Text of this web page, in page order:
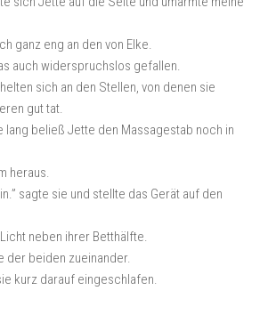
ganz eng an den von Elke.
auch widerspruchslos gefallen.
sich an den Stellen, von denen sie
gut tat.
lang beließ Jette den Massagestab noch in
heraus.
sagte sie und stellte das Gerät auf den
neben ihrer Betthälfte.
der beiden zueinander.
kurz darauf eingeschlafen.